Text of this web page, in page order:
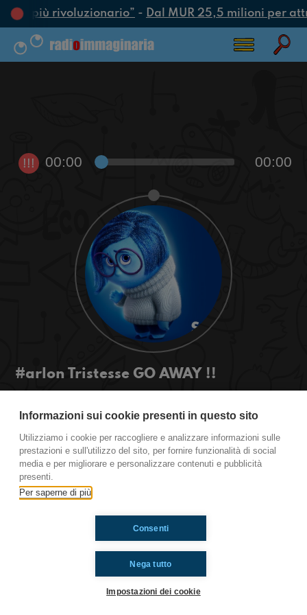
più rivoluzionario”- Dal MUR 25,5 milioni per
!!! 00:00 00:00
#arlon Tristesse GO AWAY !!
Mais vous voilà quelque conseil pour vous
#ToiAussi www.radioimmaginaria.it
Ti è piaciuto? Condividilo!
Informazioni sui cookie presenti in questo sito
Utilizziamo i cookie per raccogliere e analizzare informazioni sulle
prestazioni e sull'utilizzo del sito, per fornire funzionalità di social
media e per migliorare e personalizzare contenuti e pubblicità
presenti.
Per saperne di più
Nega tutto
Consenti
Impostazioni dei cookie